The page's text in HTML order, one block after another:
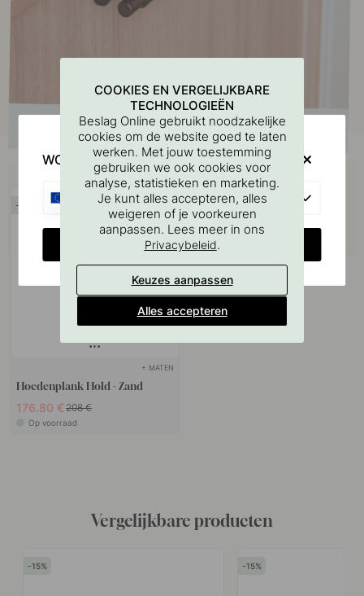
Koop samen met
+ MATEN
Hoedenplank Hold - Zand
176.80 € 208 €
Op voorraad
Vergelijkbare producten
15 15
COOKIES EN VERGELIJKBARE
TECHNOLOGIEËN
Beslag Online gebruikt noodzakelijke
cookies om de website goed te laten
werken. Met jouw toestemming
gebruiken we ook cookies voor
analyse, statistieken en marketing.
Je kunt alles accepteren, alles
weigeren of je voorkeuren
aanpassen. Lees meer in ons
Privacybeleid.
Keuzes aanpassen
Alles accepteren
WOULD YOU RATHER VISIT?
CHANGE COUNTRY